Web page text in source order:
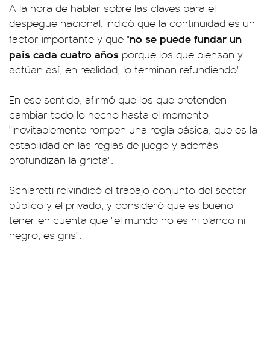
A la hora de hablar sobre las claves para el
despegue nacional, indicó que la continuidad es un
factor importante y que "no se puede fundar un
país cada cuatro años porque los que piensan y
actúan así, en realidad, lo terminan refundiendo".
En ese sentido, afirmó que los que pretenden
cambiar todo lo hecho hasta el momento
"inevitablemente rompen una regla básica, que es la
estabilidad en las reglas de juego y además
profundizan la grieta".
Schiaretti reivindicó el trabajo conjunto del sector
público y el privado, y consideró que es bueno
tener en cuenta que "el mundo no es ni blanco ni
negro, es gris".